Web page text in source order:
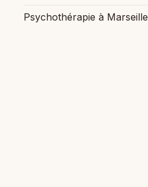
Psychothérapie à Marseille